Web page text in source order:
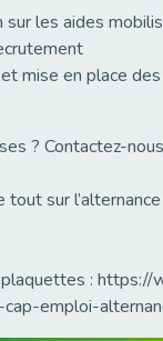
sur les aides
mise en place
? Contactez-
sur l’alternance
plaquettes :
emploi-